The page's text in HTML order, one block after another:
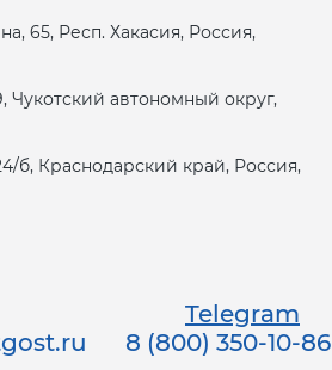
65, Респ. Хакасия, Россия,
Чукотский автономный округ,
б, Краснодарский край, Россия,
Telegram
8 (800) 350-10-86